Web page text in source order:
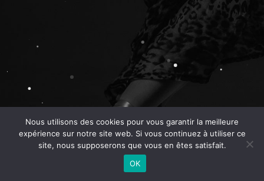
Nous utilisons des cookies pour vous garantir la meilleure
expérience sur notre site web. Si vous continuez à utiliser ce
site, nous supposerons que vous en êtes satisfait.
OK